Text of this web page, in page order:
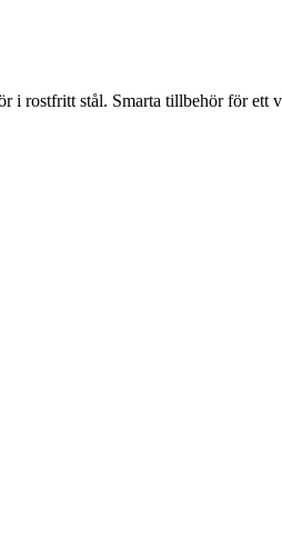
i rostfritt stål. Smarta tillbehör för ett